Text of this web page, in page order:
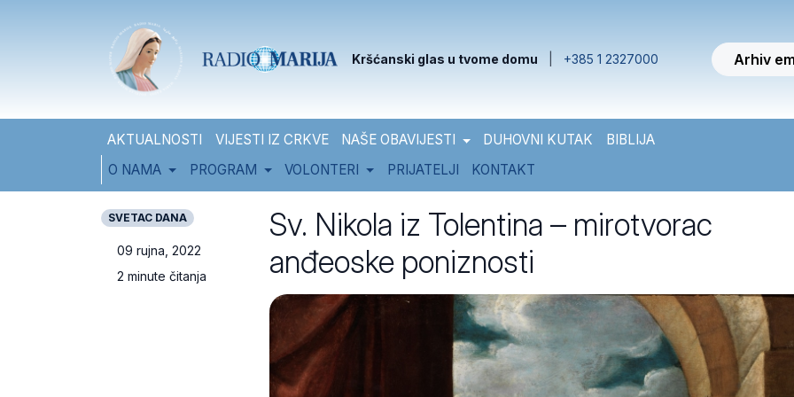
Kršćanski glas u tvome domu +385 1 2327000 Arhiv
AKTUALNOSTI VIJESTI IZ CRKVE NAŠE OBAVIJESTI DUHOVNI KUTAK
BIBLIJA
O NAMA
PROGRAM VOLONTERI PRIJATELJI KONTAKT
SVETAC DANA
09 rujna, 2022
2 minute čitanja
Sv. Nikola iz Tolentina – mirotvorac
anđeoske poniznosti